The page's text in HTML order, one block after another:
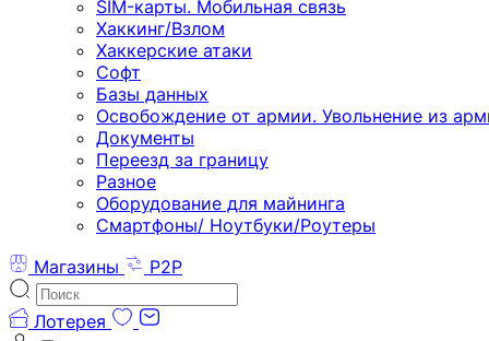
SIM-карты. Мобильная связь
Хаккинг/Взлом
Хаккерские атаки
Софт
Базы данных
Освобождение от армии. Увольнение из
Документы
Переезд за границу
Разное
Оборудование для майнинга
Смартфоны/ Ноутбуки/Роутеры
Магазины
P2P
Лотерея